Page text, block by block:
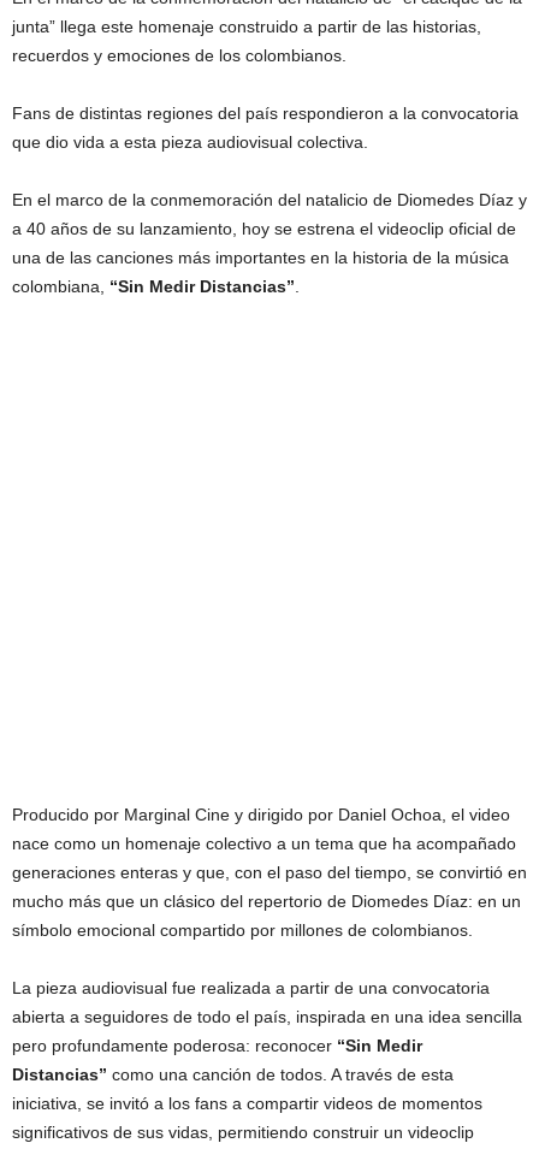
junta” llega este homenaje construido a partir de las historias,
recuerdos y emociones de los colombianos.
Fans de distintas regiones del país respondieron a la convocatoria
que dio vida a esta pieza audiovisual colectiva.
En el marco de la conmemoración del natalicio de Diomedes Díaz y
a 40 años de su lanzamiento, hoy se estrena el videoclip oficial de
una de las canciones más importantes en la historia de la música
colombiana, “Sin Medir Distancias”
Producido por Marginal Cine y dirigido por Daniel Ochoa, el video
nace como un homenaje colectivo a un tema que ha acompañado
generaciones enteras y que, con el paso del tiempo, se convirtió en
mucho más que un clásico del repertorio de Diomedes Díaz: en un
símbolo emocional compartido por millones de colombianos.
La pieza audiovisual fue realizada a partir de una convocatoria
abierta a seguidores de todo el país, inspirada en una idea sencilla
pero profundamente poderosa: reconocer “Sin Medir
Distancias” como una canción de todos. A través de esta
iniciativa, se invitó a los fans a compartir videos de momentos
significativos de sus vidas, permitiendo construir un videoclip